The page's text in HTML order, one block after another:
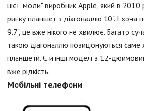
цієї "моди" виробник Apple, який в 2010
ринку планшет з діагоналлю 10". І хоча
9.7", це вже нікого не хвилює. Багато
такою діагоналлю позиціонуються
планшети. Є й інші моделі з 12-
вже рідкість.
Мобільні телефони